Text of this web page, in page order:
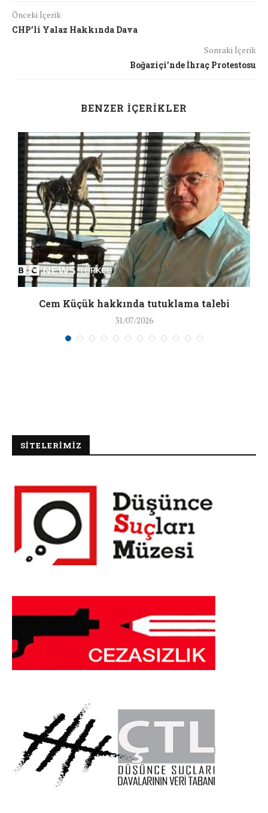
Önceki İçerik
CHP’li Yalaz Hakkında Dava
Sonraki İçerik
Boğaziçi’nde İhraç Protestosu
BENZER İÇERIKLER
Cem Küçük hakkında tutuklama talebi
31/07/2026
SİTELERİMİZ